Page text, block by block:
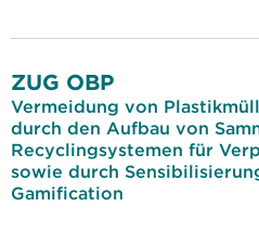
ZUG OBP
Vermeidung von
durch den Aufbau von
Recyclingsystemen für
sowie durch
Gamification